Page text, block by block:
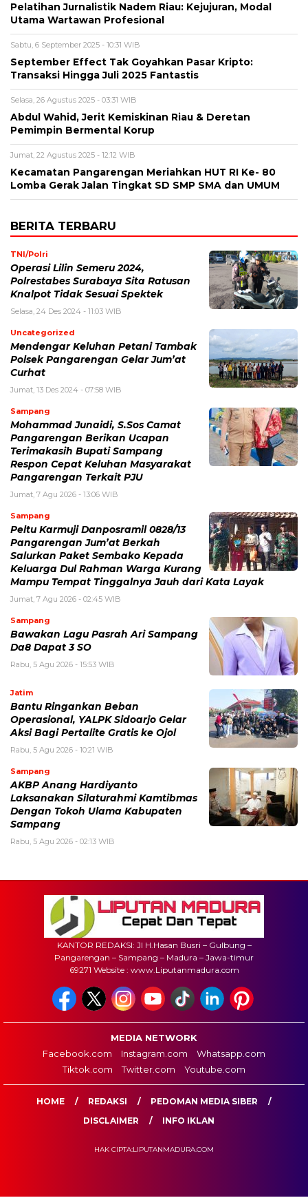
Pelatihan Jurnalistik Nadem Riau: Kejujuran, Modal
Utama Wartawan Profesional
Sabtu, 6 September 2025 - 10:31 WIB
September Effect Tak Goyahkan Pasar Kripto:
Transaksi Hingga Juli 2025 Fantastis
Selasa, 26 Agustus 2025 - 03:31 WIB
Abdul Wahid, Jerit Kemiskinan Riau & Deretan
Pemimpin Bermental Korup
Jumat, 22 Agustus 2025 - 12:12 WIB
Kecamatan Pangarengan Meriahkan HUT RI Ke- 80
Lomba Gerak Jalan Tingkat SD SMP SMA dan UMUM
BERITA TERBARU
TNI/Polri
Operasi Lilin Semeru 2024,
Polrestabes Surabaya Sita Ratusan
Knalpot Tidak Sesuai Spektek
Selasa, 24 Des 2024 - 11:03 WIB
Uncategorized
Mendengar Keluhan Petani Tambak
Polsek Pangarengan Gelar Jum’at
Curhat
Jumat, 13 Des 2024 - 07:58 WIB
Sampang
Mohammad Junaidi, S.Sos Camat
Pangarengan Berikan Ucapan
Terimakasih Bupati Sampang
Respon Cepat Keluhan Masyarakat
Pangarengan Terkait PJU
Jumat, 7 Agu 2026 - 13:06 WIB
Sampang
Peltu Karmuji Danposramil 0828/13
Pangarengan Jum’at Berkah
Salurkan Paket Sembako Kepada
Keluarga Dul Rahman Warga Kurang
Mampu Tempat Tinggalnya Jauh dari Kata Layak
Jumat, 7 Agu 2026 - 02:45 WIB
Sampang
Bawakan Lagu Pasrah Ari Sampang
Da8 Dapat 3 SO
Rabu, 5 Agu 2026 - 15:53 WIB
Jatim
Bantu Ringankan Beban
Operasional, YALPK Sidoarjo Gelar
Aksi Bagi Pertalite Gratis ke Ojol
Rabu, 5 Agu 2026 - 10:21 WIB
Sampang
AKBP Anang Hardiyanto
Laksanakan Silaturahmi Kamtibmas
Dengan Tokoh Ulama Kabupaten
Sampang
Rabu, 5 Agu 2026 - 02:13 WIB
KANTOR REDAKSI: Jl H.Hasan Busri – Gulbung –
Pangarengan – Sampang – Madura – Jawa-timur
69271 Website : www.Liputanmadura.com
MEDIA NETWORK
Facebook.com
Instagram.com
Whatsapp.com
Tiktok.com
Twitter.com Youtube.com
HOME REDAKSI
PEDOMAN MEDIA SIBER
DISCLAIMER
INFO IKLAN
HAK CIPTA:LIPUTANMADURA.COM